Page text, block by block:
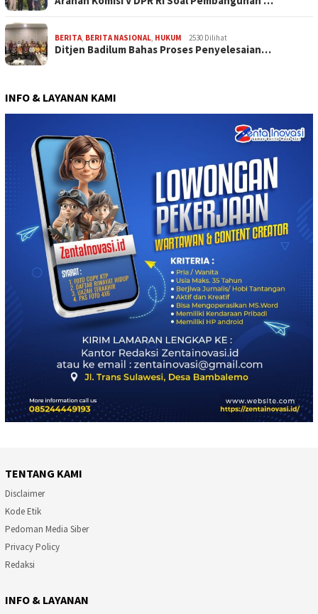
BERITA, BERITA NASIONAL, HUKUM 2530 Dilihat
Ditjen Badilum Bahas Proses Penyelesaian…
INFO & LAYANAN KAMI
TENTANG KAMI
Disclaimer
Kode Etik
Pedoman Media Siber
Privacy Policy
Redaksi
INFO & LAYANAN